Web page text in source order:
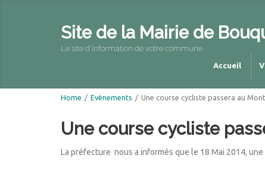
Site de la Mairie de
Le site d'information de votre commune
Accueil
Home / Evènements / Une course cycliste passera au
Une course cycliste
La préfecture nous a informés que le 18 Mai 2014,